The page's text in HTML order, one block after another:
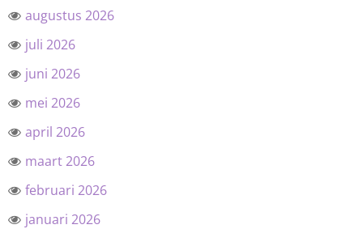
augustus 2026
juli 2026
juni 2026
mei 2026
april 2026
maart 2026
februari 2026
januari 2026